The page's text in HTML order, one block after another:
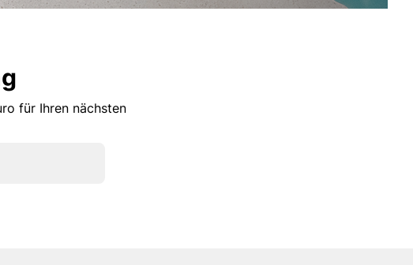
für Ihren nächsten